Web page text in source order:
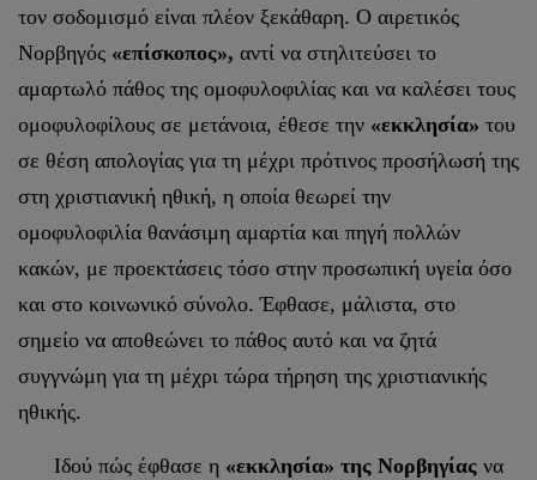
τον σοδομισμό είναι πλέον ξεκάθαρη. Ο αιρετικός
Νορβηγός «επίσκοπος», αντί να στηλιτεύσει το
αμαρτωλό πάθος της ομοφυλοφιλίας και να καλέσει τους
ομοφυλοφίλους σε μετάνοια, έθεσε την «εκκλησία» του
σε θέση απολογίας για τη μέχρι πρότινος προσήλωσή της
στη χριστιανική ηθική, η οποία θεωρεί την
ομοφυλοφιλία θανάσιμη αμαρτία και πηγή πολλών
κακών, με προεκτάσεις τόσο στην προσωπική υγεία όσο
και στο κοινωνικό σύνολο. Έφθασε, μάλιστα, στο
σημείο να αποθεώνει το πάθος αυτό και να ζητά
συγγνώμη για τη μέχρι τώρα τήρηση της χριστιανικής
ηθικής.
Ιδού πώς έφθασε η «εκκλησία» της Νορβηγίας να